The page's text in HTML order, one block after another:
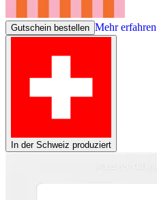
Gutschein bestellen Mehr erfahren
In der Schweiz produziert